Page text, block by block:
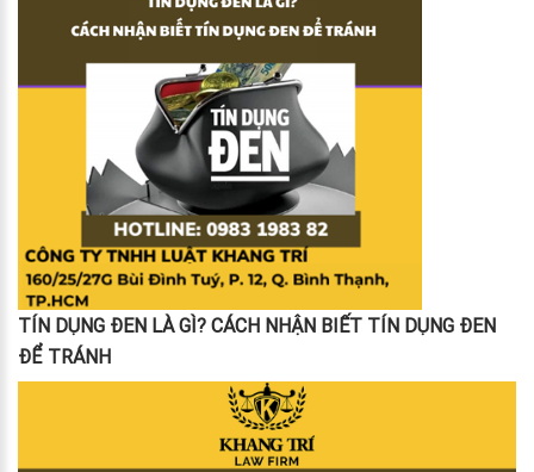
TÍN DỤNG ĐEN LÀ GÌ? CÁCH NHẬN BIẾT TÍN DỤNG ĐEN
ĐỂ TRÁNH